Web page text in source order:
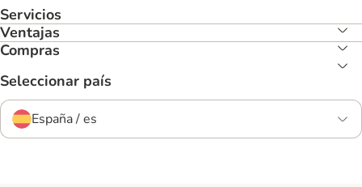
Servicios
Ventajas
Compras
Seleccionar país
España / es